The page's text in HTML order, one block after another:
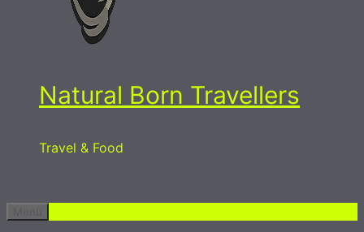
Natural Born Travellers
Travel & Food